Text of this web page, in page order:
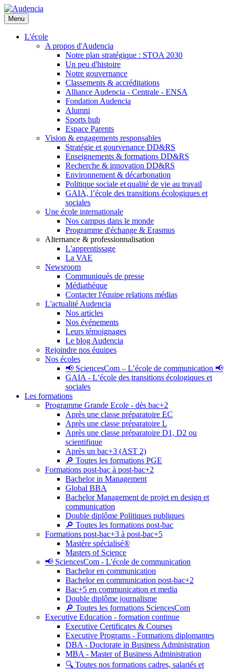
Aller
au
contenu
principal
Menu
L'école
A propos d'Audencia
Notre plan stratégique : STOA 2030
Un peu d'histoire
Notre gouvernance
Classements & accréditations
Alliance Audencia - Centrale - ENSA
Fondation Audencia
Alumni
Sports hub
Espace Parents
Vision & engagements responsables
Stratégie et gourvenance DD&RS
Enseignements & formations DD&RS
Recherche & innovation DD&RS
Environnement & décarbonation
Politique sociale et qualité de vie au travail
GAIA, l’école des transitions écologiques et
sociales
Une école internationale
Nos campus dans le monde
Programme d'échange & Erasmus
Alternance & professionnalisation
L'apprentissage
La VAE
Newsroom
Communiqués de presse
Médiathèque
Contacter l'équipe relations médias
L'actualité Audencia
Nos articles
Nos événements
Leurs témoignages
Le blog Audencia
Rejoindre nos équipes
Nos écoles
📢 SciencesCom – L’école de communication 📢
GAIA - L’école des transitions écologiques et
sociales
Les formations
Programme Grande Ecole - dès bac+2
Après une classe préparatoire EC
Après une classe préparatoire L
Après une classe préparatoire D1, D2 ou
scientifique
Après un bac+3 (AST 2)
🔎 Toutes les formations PGE
Formations post-bac à post-bac+2
Bachelor in Management
Global BBA
Bachelor Management de projet en design et
communication
Double diplôme Politiques publiques
🔎 Toutes les formations post-bac
Formations post-bac+3 à post-bac+5
Mastère spécialisé®
Masters of Science
📢 SciencesCom - L'école de communication
Bachelor en communication
Bachelor en communication post-bac+2
Bac+5 en communication et media
Double diplôme journalisme
🔎 Toutes les formations SciencesCom
Executive Education - formation continue
Executive Certificates & Courses
Executive Programs - Formations diplomantes
DBA - Doctorate in Business Administration
MBA - Master of Business Administration
🔍 Toutes nos formations cadres, salariés et